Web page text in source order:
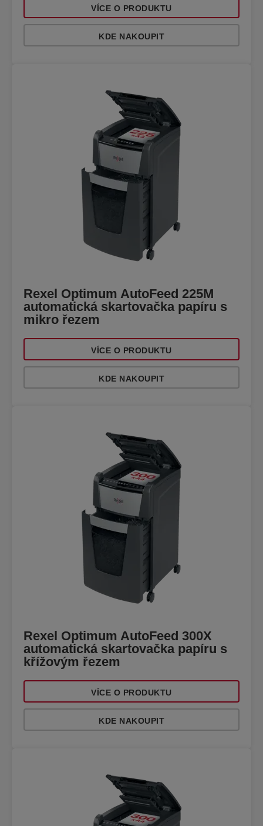
VÍCE O PRODUKTU
KDE NAKOUPIT
Rexel Optimum AutoFeed 225M
automatická skartovačka papíru s
mikro řezem
VÍCE O PRODUKTU
KDE NAKOUPIT
Rexel Optimum AutoFeed 300X
automatická skartovačka papíru s
křížovým řezem
VÍCE O PRODUKTU
KDE NAKOUPIT